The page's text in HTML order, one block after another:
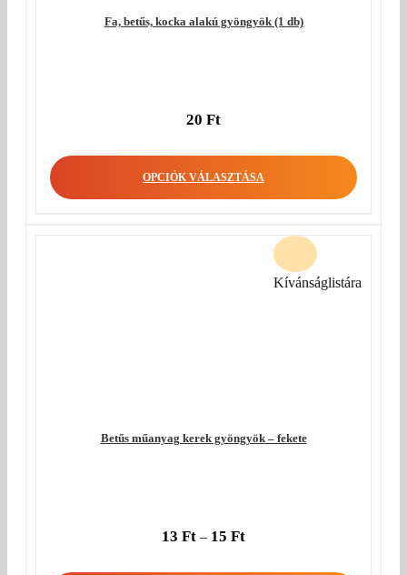
Fa, betűs, kocka alakú gyöngyök (1 db)
20 Ft
OPCIÓK VÁLASZTÁSA
Betűs műanyag kerek gyöngyök – fekete
13 Ft – 15 Ft
Kívánságlistára